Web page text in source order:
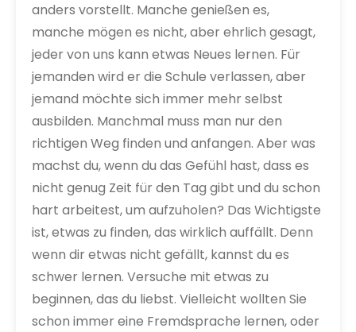
anders vorstellt. Manche genießen es,
manche mögen es nicht, aber ehrlich gesagt,
jeder von uns kann etwas Neues lernen. Für
jemanden wird er die Schule verlassen, aber
jemand möchte sich immer mehr selbst
ausbilden. Manchmal muss man nur den
richtigen Weg finden und anfangen. Aber was
machst du, wenn du das Gefühl hast, dass es
nicht genug Zeit für den Tag gibt und du schon
hart arbeitest, um aufzuholen? Das Wichtigste
ist, etwas zu finden, das wirklich auffällt. Denn
wenn dir etwas nicht gefällt, kannst du es
schwer lernen. Versuche mit etwas zu
beginnen, das du liebst. Vielleicht wollten Sie
schon immer eine Fremdsprache lernen, oder